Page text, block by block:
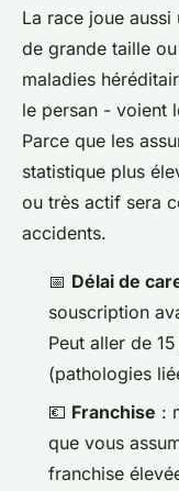
La race joue
de grande taille
maladies
le persan - voient
Parce que les
statistique plus
ou très actif sera
accidents.
📅 Délai de
souscription
Peut aller de
(pathologies
💶 Franchise :
que vous
franchise